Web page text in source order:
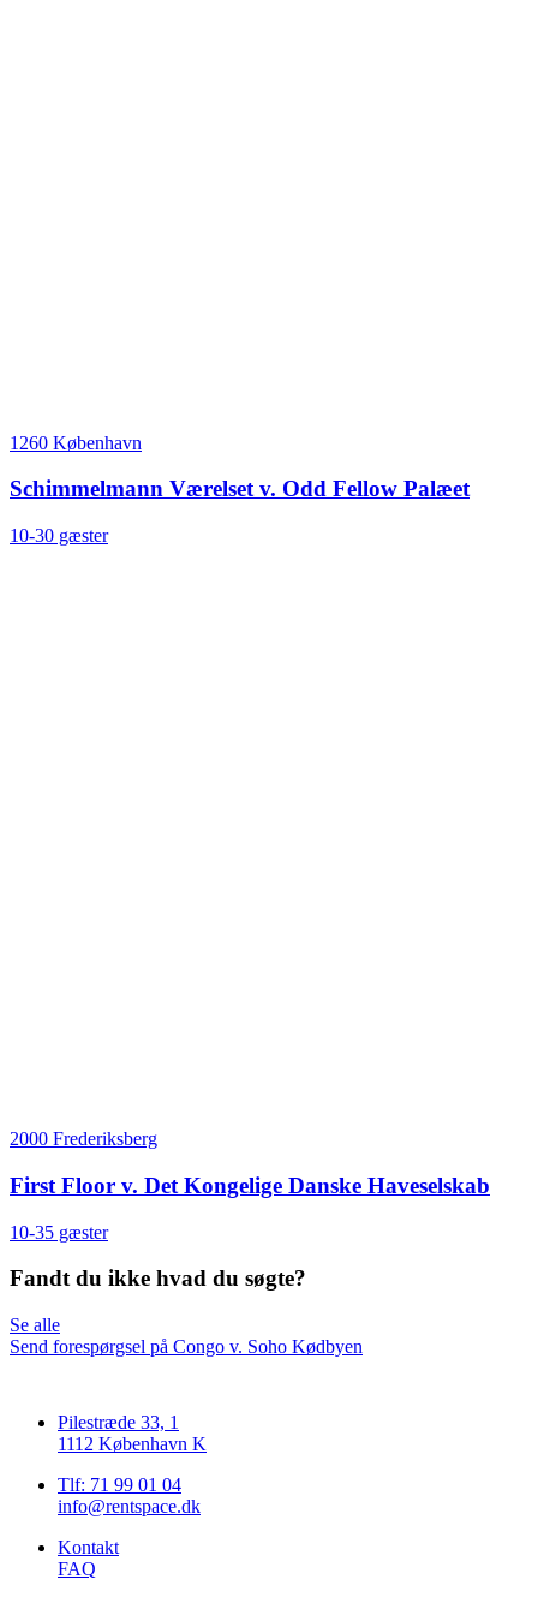
1260 København
Schimmelmann Værelset v. Odd Fellow Palæet
10-30 gæster
2000 Frederiksberg
First Floor v. Det Kongelige Danske Haveselskab
10-35 gæster
Fandt du ikke hvad du søgte?
Se alle
Send forespørgsel på Congo v. Soho Kødbyen
Pilestræde 33, 1
1112 København K
Tlf: 71 99 01 04
info@rentspace.dk
Kontakt
FAQ